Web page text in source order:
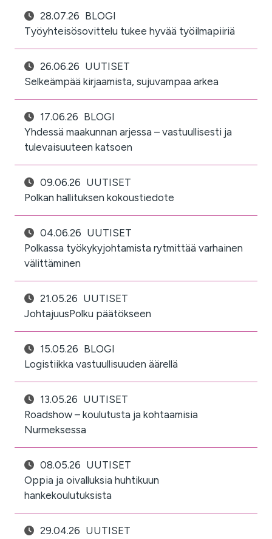
28.07.26 BLOGI
Työyhteisösovittelu tukee hyvää työilmapiiriä
26.06.26 UUTISET
Selkeämpää kirjaamista, sujuvampaa arkea
17.06.26 BLOGI
Yhdessä maakunnan arjessa – vastuullisesti ja
tulevaisuuteen katsoen
09.06.26 UUTISET
Polkan hallituksen kokoustiedote
04.06.26 UUTISET
Polkassa työkykyjohtamista rytmittää varhainen
välittäminen
21.05.26 UUTISET
JohtajuusPolku päätökseen
15.05.26 BLOGI
Logistiikka vastuullisuuden äärellä
13.05.26 UUTISET
Roadshow – koulutusta ja kohtaamisia
Nurmeksessa
08.05.26 UUTISET
Oppia ja oivalluksia huhtikuun
hankekoulutuksista
29.04.26 UUTISET